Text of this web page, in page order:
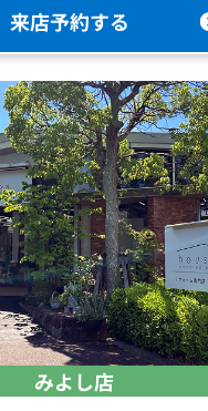
来店予約する
みよし店